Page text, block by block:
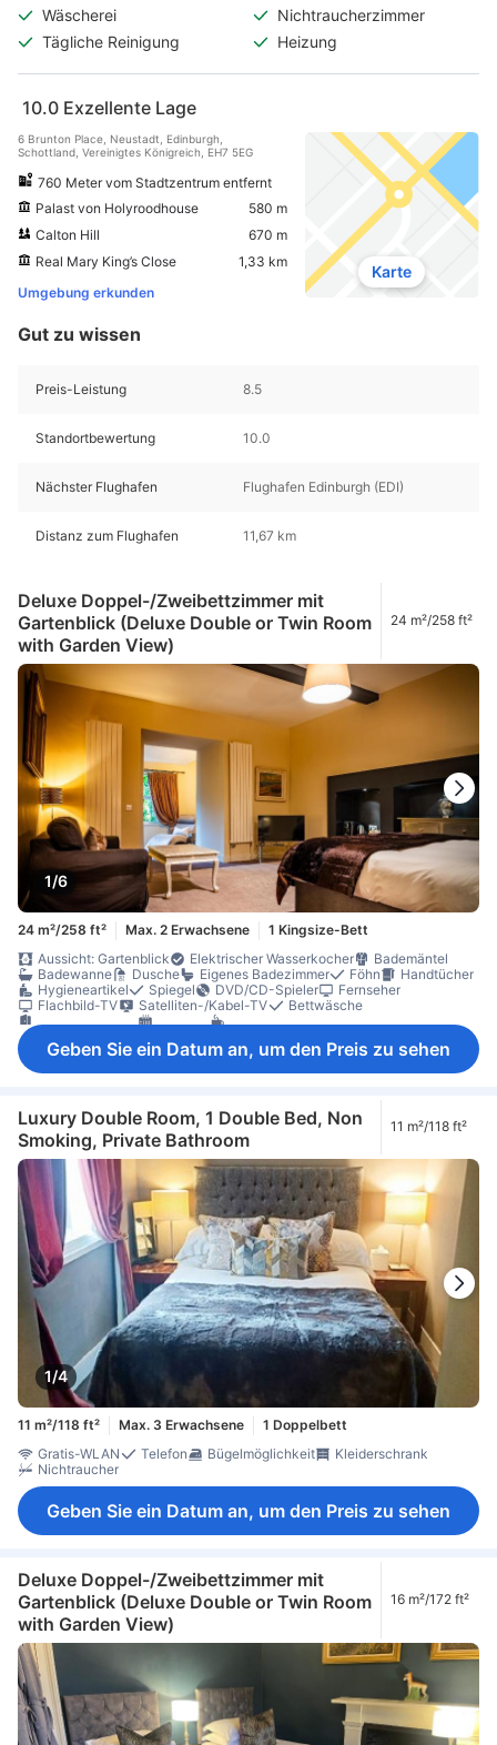
Wäscherei
Nichtraucherzimmer
Tägliche Reinigung
Heizung
10.0 Exzellente Lage
6 Brunton Place, Neustadt, Edinburgh,
Schottland, Vereinigtes Königreich, EH7 5EG
760 Meter vom Stadtzentrum entfernt
Palast von Holyroodhouse
580 m
Calton Hill
670 m
Real Mary King’s Close
1,33 km
Umgebung erkunden
Karte
Gut zu wissen
Preis-Leistung 8.5
Standortbewertung 10.0
Nächster Flughafen Flughafen Edinburgh (EDI)
Distanz zum Flughafen 11,67 km
Deluxe Doppel-/Zweibettzimmer mit
Gartenblick (Deluxe Double or Twin Room
with Garden View)
24 m²/258 ft²
1/6
24 m²/258 ft² Max. 2 Erwachsene
1 Kingsize-Bett
Aussicht: Gartenblick
Elektrischer Wasserkocher
Bademäntel
Badewanne
Dusche Eigenes Badezimmer Föhn
Handtücher
Hygieneartikel
Spiegel DVD/CD-Spieler
Fernseher
Flachbild-TV
Satelliten-/Kabel-TV
Bettwäsche
Teppichboden
Bügelmöglichkeit Kleiderschrank
Rauchmelder
Geben Sie ein Datum an, um den Preis zu sehen
Luxury Double Room, 1 Double Bed, Non
Smoking, Private Bathroom
11 m²/118 ft²
1/4
11 m²/118 ft² Max. 3 Erwachsene
1 Doppelbett
Gratis-WLAN
Telefon Bügelmöglichkeit
Kleiderschrank
Nichtraucher
Geben Sie ein Datum an, um den Preis zu sehen
Deluxe Doppel-/Zweibettzimmer mit
Gartenblick (Deluxe Double or Twin Room
with Garden View)
16 m²/172 ft²